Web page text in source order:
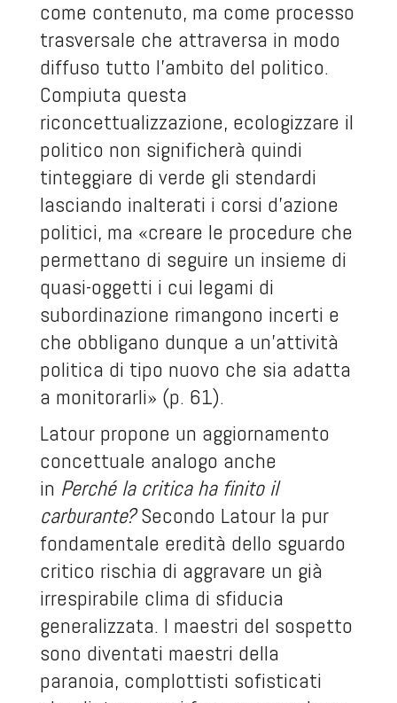
come contenuto, ma come processo
trasversale che attraversa in modo
diffuso tutto l’ambito del politico.
Compiuta questa
riconcettualizzazione, ecologizzare il
politico non significherà quindi
tinteggiare di verde gli stendardi
lasciando inalterati i corsi d’azione
politici, ma «creare le procedure che
permettano di seguire un insieme di
quasi-oggetti i cui legami di
subordinazione rimangono incerti e
che obbligano dunque a un’attività
politica di tipo nuovo che sia adatta
a monitorarli» (p. 61).
Latour propone un aggiornamento
concettuale analogo anche
in Perché la critica ha finito il
carburante?Secondo Latour la pur
fondamentale eredità dello sguardo
critico rischia di aggravare un già
irrespirabile clima di sfiducia
generalizzata. I maestri del sospetto
sono diventati maestri della
paranoia, complottisti sofisticati